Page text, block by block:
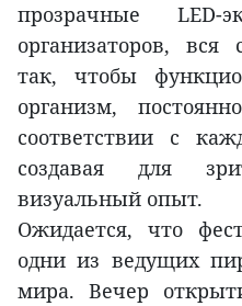
прозрачные
организаторов, вся
так, чтобы
организм,
соответствии с
создавая для
визуальный опыт.
Ожидается, что
одни из ведущих
мира. Вечер